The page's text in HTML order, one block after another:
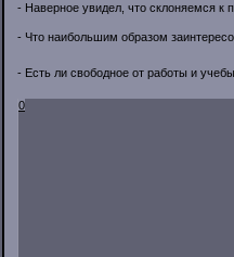
- Наверное увидел, что склоняемся к
- Что наибольшим образом
- Есть ли свободное от работы и
0